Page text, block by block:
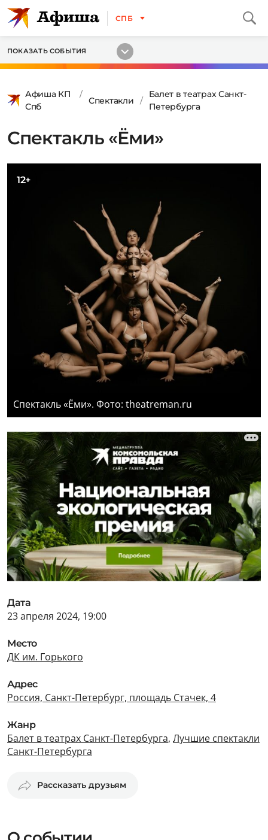
СПБ
ПОКАЗАТЬ СОБЫТИЯ
Афиша КП
Спб
Спектакли
Балет в театрах Санкт-
Петербурга
Спектакль «Ёми»
12+
Спектакль «Ёми». Фото: theatreman.ru
Дата
23 апреля 2024, 19:00
Место
ДК им. Горького
Адрес
Россия, Санкт-Петербург, площадь Стачек, 4
Жанр
Балет в театрах Санкт-Петербурга, Лучшие спектакли
Санкт-Петербурга
Рассказать друзьям